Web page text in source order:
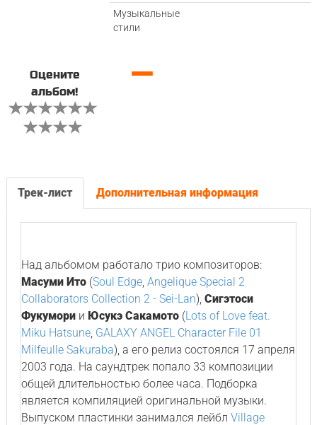
Музыкальные
стили
Оцените
альбом!
—
Трек-лист Дополнительная информация
Над альбомом работало трио композиторов:
Масуми Ито(Soul Edge, Angelique Special 2
Collaborators Collection 2 - Sei-Lan), Сигэтоси
Фукумории Юсукэ Сакамото(Lots of Love feat.
Miku Hatsune, GALAXY ANGEL Character File 01
Milfeulle Sakuraba), а его релиз состоялся 17 апреля
2003 года. На саундтрек попало 33 композиции
общей длительностью более часа. Подборка
является компиляцией оригинальной музыки.
Выпуском пластинки занимался лейбл Village